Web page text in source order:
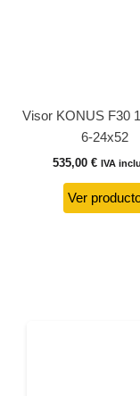
Visor KONUS F30
6-24x52
535,00 € IVA
Ver